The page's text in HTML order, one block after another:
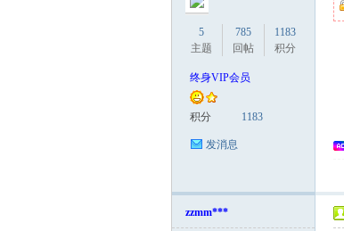
5
主题
785
回帖
1183
积分
终身VIP会员
积分 1183
发消息
zzmm***